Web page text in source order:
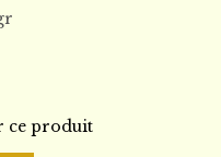
ce produit